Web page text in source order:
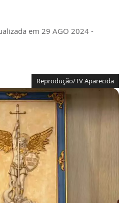
em 29 AGO 2024 -
Reprodução/TV Aparecida